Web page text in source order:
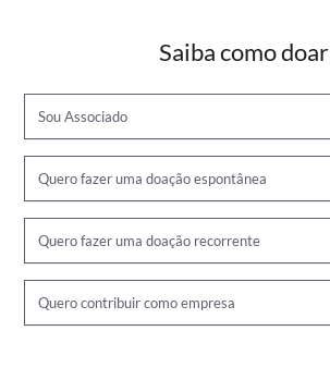
Saiba como doar
Sou Associado
Quero fazer uma doação espontânea
Quero fazer uma doação recorrente
Quero contribuir como empresa